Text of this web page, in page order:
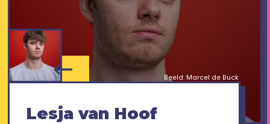
Beeld: Marcel de Buck
Lesja van Hoof